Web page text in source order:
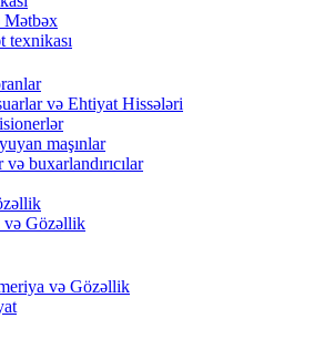
Mətbəx
texnikası
və Ehtiyat Hissələri
maşınlar
buxarlandırıcılar
və Gözəllik
və Gözəllik